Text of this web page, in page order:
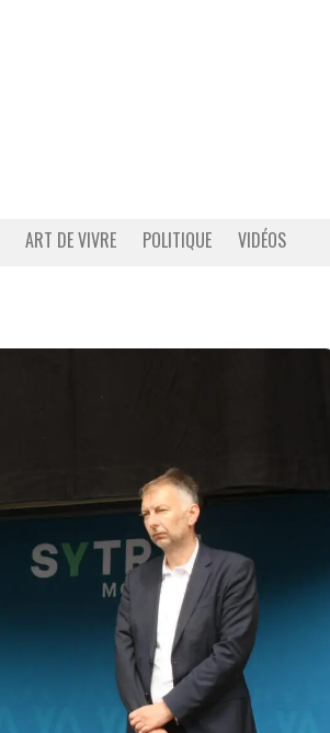
ART DE VIVRE POLITIQUE VIDÉOS